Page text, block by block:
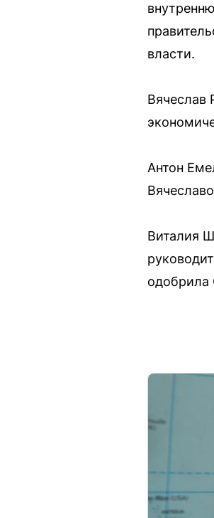
власти.
Вячеслав
Антон
Виталия
одобрила